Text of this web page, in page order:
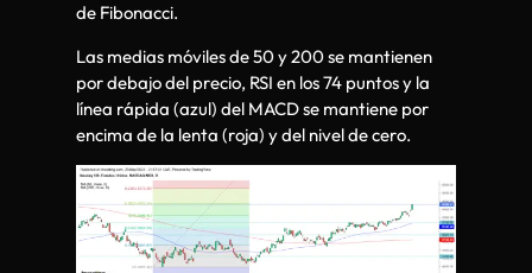
de Fibonacci.
Las medias móviles de 50 y 200 se mantienen
por debajo del precio, RSI en los 74 puntos y la
línea rápida (azul) del MACD se mantiene por
encima de la lenta (roja) y del nivel de cero.